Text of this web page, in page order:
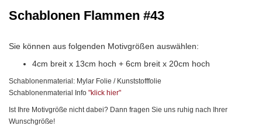
Schablonen Flammen #43
Sie können aus folgenden Motivgrößen auswählen:
4cm breit x 13cm hoch + 6cm breit x 20cm hoch
Schablonenmaterial: Mylar Folie / Kunststofffolie
Schablonenmaterial Info "klick hier"
Ist Ihre Motivgröße nicht dabei? Dann fragen Sie uns ruhig nach Ihrer
Wunschgröße!